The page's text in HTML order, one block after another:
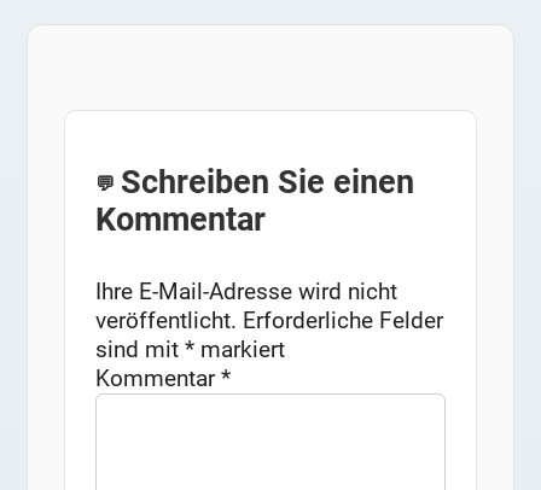
Schreiben Sie einen
Kommentar
Ihre E-Mail-Adresse wird nicht
veröffentlicht. Erforderliche Felder
sind mit* markiert
Kommentar*